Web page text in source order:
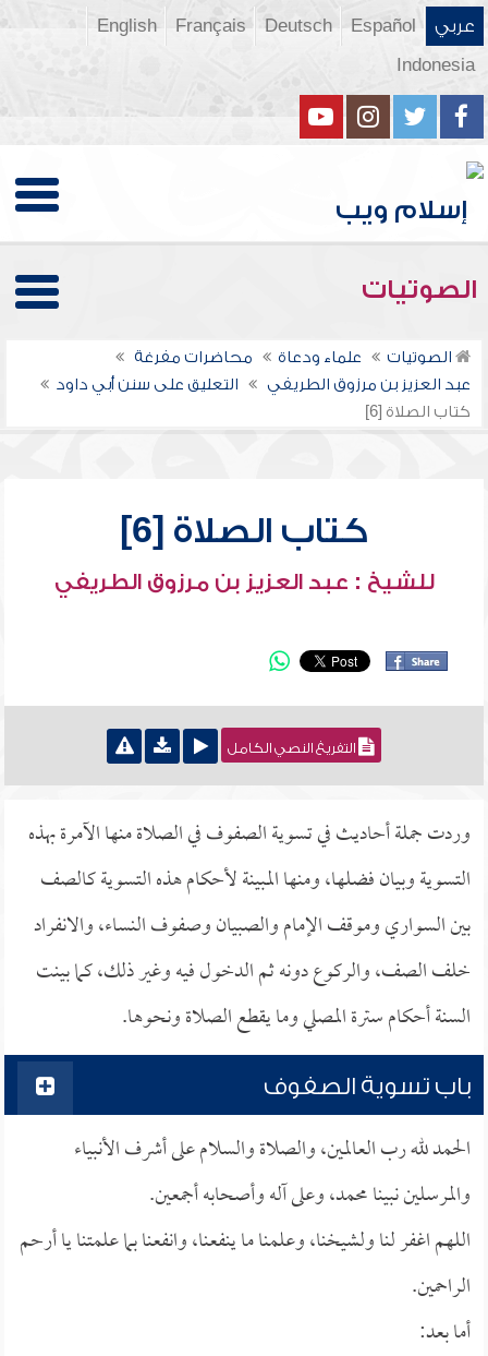
عربي Español
Deutsch
Français
English
Indonesia
الصوتيات
الصوتيات علماء ودعاة
محاضرات مفرغة
عبد العزيز بن مرزوق الطريفي
التعليق على سنن أبي داود
كتاب الصلاة [6]
كتاب الصلاة [6]
للشيخ : عبد العزيز بن مرزوق الطريفي
التفريغ النصي الكامل
وردت جملة أحاديث في تسوية الصفوف في الصلاة منها الآمرة بهذه
التسوية وبيان فضلها، ومنها المبينة لأحكام هذه التسوية كالصف
بين السواري وموقف الإمام والصبيان وصفوف النساء، والانفراد
خلف الصف، والركوع دونه ثم الدخول فيه وغير ذلك، كما بينت
السنة أحكام سترة المصلي وما يقطع الصلاة ونحوها.
باب تسوية الصفوف
الحمد لله رب العالمين، والصلاة والسلام على أشرف الأنبياء
والمرسلين نبينا محمد، وعلى آله وأصحابه أجمعين.
اللهم اغفر لنا ولشيخنا، وعلمنا ما ينفعنا، وانفعنا بما علمتنا يا أرحم
الراحمين.
أما بعد: